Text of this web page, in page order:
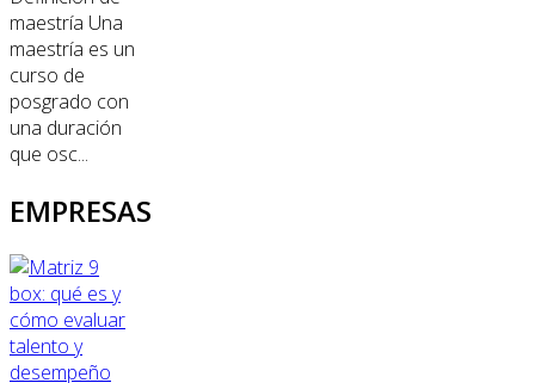
maestría Una
maestría es un
curso de
posgrado con
una duración
que osc...
EMPRESAS